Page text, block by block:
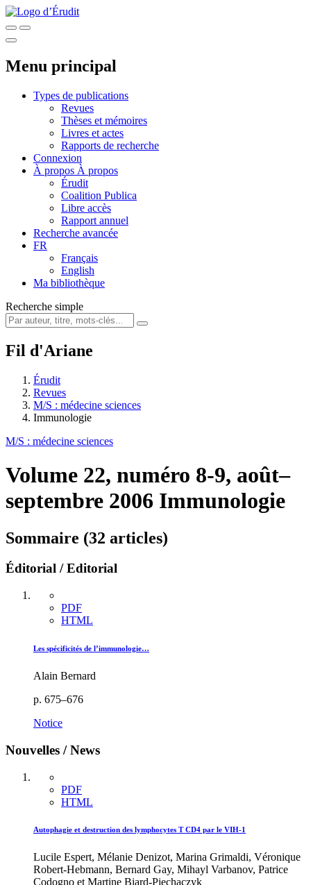
Menu principal
Types de publications
Revues
Thèses et mémoires
Livres et actes
Rapports de recherche
Connexion
À propos À propos
Érudit
Coalition Publica
Libre accès
Rapport annuel
Recherche avancée
FR
Français
English
Ma bibliothèque
Recherche simple
Fil d'Ariane
Érudit
Revues
M/S : médecine sciences
Immunologie
M/S : médecine sciences
Volume 22, numéro 8-9, août–
septembre 2006 Immunologie
Sommaire (32 articles)
Éditorial / Editorial
PDF
HTML
Les spécificités de l’immunologie…
Alain Bernard
p. 675–676
Notice
Nouvelles / News
PDF
HTML
Autophagie et destruction des lymphocytes T CD4 par le VIH-1
Lucile Espert, Mélanie Denizot, Marina Grimaldi, Véronique
Robert-Hebmann, Bernard Gay, Mihayl Varbanov, Patrice
Codogno et Martine Biard-Piechaczyk